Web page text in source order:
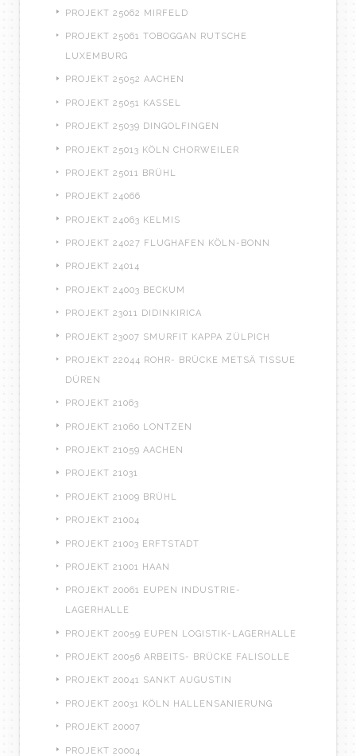
PROJEKT 25062 MIRFELD
PROJEKT 25061 TOBOGGAN RUTSCHE
LUXEMBURG
PROJEKT 25052 AACHEN
PROJEKT 25051 KASSEL
PROJEKT 25039 DINGOLFINGEN
PROJEKT 25013 KÖLN CHORWEILER
PROJEKT 25011 BRÜHL
PROJEKT 24066
PROJEKT 24063 KELMIS
PROJEKT 24027 FLUGHAFEN KÖLN-BONN
PROJEKT 24014
PROJEKT 24003 BECKUM
PROJEKT 23011 DIDINKIRICA
PROJEKT 23007 SMURFIT KAPPA ZÜLPICH
PROJEKT 22044 ROHR- BRÜCKE METSÄ TISSUE
DÜREN
PROJEKT 21063
PROJEKT 21060 LONTZEN
PROJEKT 21059 AACHEN
PROJEKT 21031
PROJEKT 21009 BRÜHL
PROJEKT 21004
PROJEKT 21003 ERFTSTADT
PROJEKT 21001 HAAN
PROJEKT 20061 EUPEN INDUSTRIE-
LAGERHALLE
PROJEKT 20059 EUPEN LOGISTIK-LAGERHALLE
PROJEKT 20056 ARBEITS- BRÜCKE FALISOLLE
PROJEKT 20041 SANKT AUGUSTIN
PROJEKT 20031 KÖLN HALLENSANIERUNG
PROJEKT 20007
PROJEKT 20004